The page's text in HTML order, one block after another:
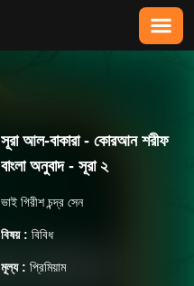
সূরা আল-বাকারা - কোরআন শরীফ
বাংলা অনুবাদ - সূরা ২
ভাই গিরীশ চন্দ্র সেন
বিষয় : বিবিধ
মূল্য : প্রিমিয়াম